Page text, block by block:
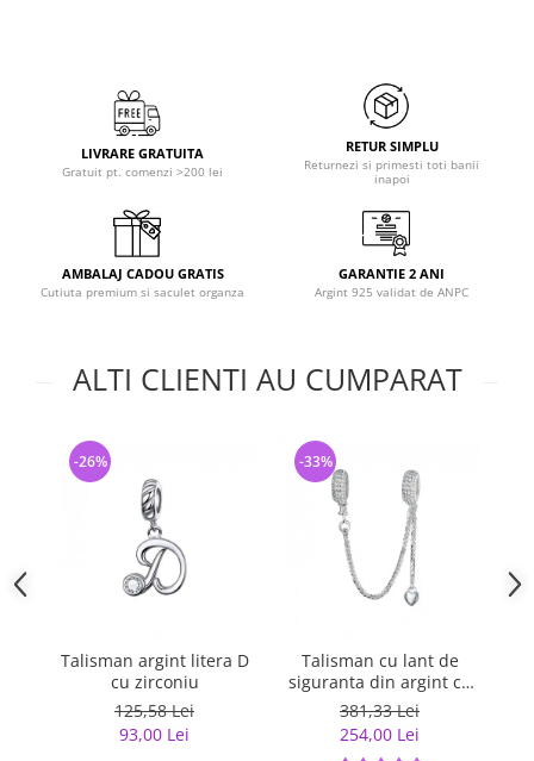
LIVRARE GRATUITA
Gratuit pt. comenzi >200 lei
RETUR SIMPLU
Returnezi si primesti toti banii
inapoi
AMBALAJ CADOU GRATIS
Cutiuta premium si saculet organza
GARANTIE 2 ANI
Argint 925 validat de ANPC
ALTI CLIENTI AU CUMPARAT
Talisman argint litera D
cu zirconiu
125,58 Lei
93,00 Lei
-26%
Talisman cu lant de
siguranta din argint cu
inimioara placat cu rodiu
381,33 Lei
254,00 Lei
-33%